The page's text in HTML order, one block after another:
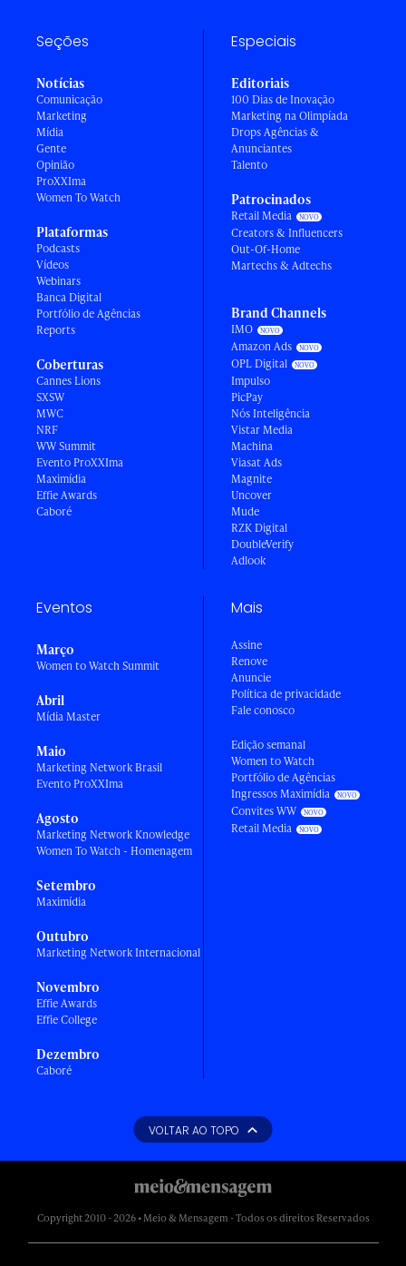
Seções
Notícias
Comunicação
Marketing
Mídia
Gente
Opinião
ProXXIma
Women To Watch
Plataformas
Podcasts
Vídeos
Webinars
Banca Digital
Portfólio de Agências
Reports
Coberturas
Cannes Lions
SXSW
MWC
NRF
WW Summit
Evento ProXXIma
Maximídia
Effie Awards
Caboré
Especiais
Editoriais
100 Dias de Inovação
Marketing na Olimpíada
Drops Agências &
Anunciantes
Talento
Patrocinados
Retail Media
Creators & Influencers
Out-Of-Home
Martechs & Adtechs
Brand Channels
IMO
Amazon Ads
OPL Digital
Impulso
PicPay
Nós Inteligência
Vistar Media
Machina
Viasat Ads
Magnite
Uncover
Mude
RZK Digital
DoubleVerify
Adlook
Eventos
Março
Women to Watch Summit
Abril
Mídia Master
Maio
Marketing Network Brasil
Evento ProXXIma
Agosto
Marketing Network Knowledge
Women To Watch - Homenagem
Setembro
Maximídia
Outubro
Marketing Network Internacional
Novembro
Effie Awards
Effie College
Dezembro
Caboré
Mais
Assine
Renove
Anuncie
Política de privacidade
Fale conosco
Edição semanal
Women to Watch
Portfólio de Agências
Ingressos Maximídia
Convites WW
Retail Media
VOLTAR AO TOPO
Copyright 2010 - 2026 • Meio & Mensagem - Todos os direitos Reservados